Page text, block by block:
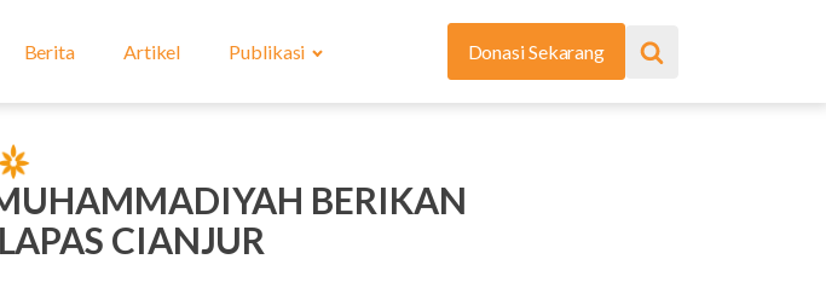
Berita Artikel Publikasi Donasi Sekarang
BERIKAN
CIANJUR